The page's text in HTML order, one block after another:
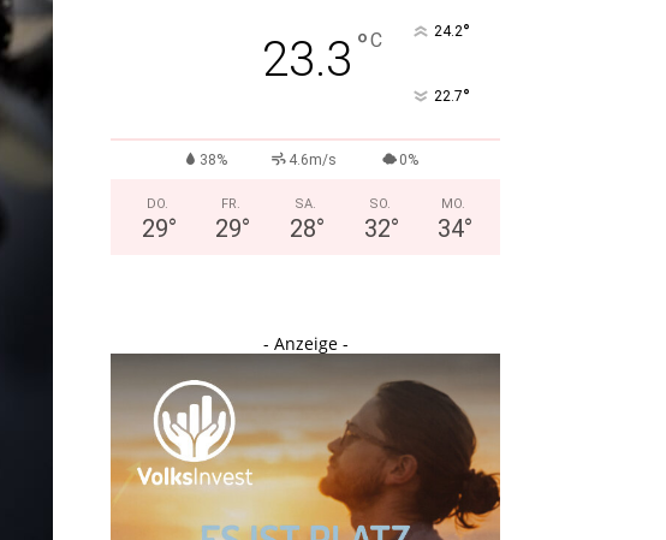
23.3 °C 24.2°
22.7°
38% 4.6m/s 0%
DO.
29°
FR.
29°
SA.
28°
SO.
32°
MO.
34°
- Anzeige -